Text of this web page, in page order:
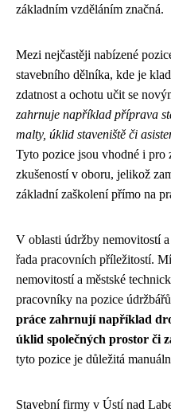
základním vzděláním značná.
Mezi nejčastěji nabízené
stavebního dělníka, kde je
zdatnost a ochotu učit se
zahrnuje například příprava
malty, úklid staveniště či
Tyto pozice jsou vhodné i pro
zkušeností v oboru, jelikož
základní zaškolení přímo na
V oblasti údržby nemovitostí
řada pracovních příležitostí.
nemovitostí a městské
pracovníky na pozice
práce zahrnují například
úklid společných prostor či
tyto pozice je důležitá
Stavební firmy v Ústí nad